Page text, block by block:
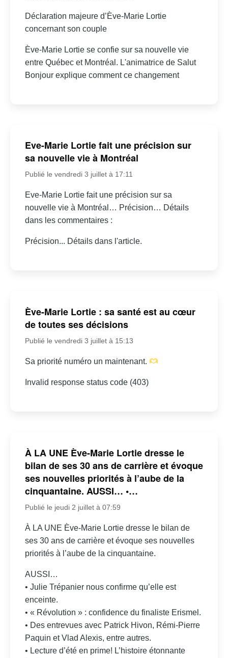
Déclaration majeure d’Ève-Marie Lortie
concernant son couple
Ève-Marie Lortie se confie sur sa nouvelle vie
entre Québec et Montréal. L'animatrice de Salut
Bonjour explique comment ce changement
Eve-Marie Lortie fait une précision sur
sa nouvelle vie à Montréal
Publié le vendredi 3 juillet à 17:11
Eve-Marie Lortie fait une précision sur sa
nouvelle vie à Montréal… Précision… Détails
dans les commentaires :
Précision... Détails dans l'article.
Ève-Marie Lortie : sa santé est au cœur
de toutes ses décisions
Publié le vendredi 3 juillet à 15:13
Sa priorité numéro un maintenant.
Invalid response status code (403)
À LA UNE Ève-Marie Lortie dresse le
bilan de ses 30 ans de carrière et évoque
ses nouvelles priorités à l’aube de la
cinquantaine. AUSSI… •…
Publié le jeudi 2 juillet à 07:59
À LA UNE Ève-Marie Lortie dresse le bilan de
ses 30 ans de carrière et évoque ses nouvelles
priorités à l’aube de la cinquantaine.
AUSSI…
• Julie Trépanier nous confirme qu’elle est
enceinte.
• « Révolution » : confidence du finaliste Erismel.
• Des entrevues avec Patrick Hivon, Rémi-Pierre
Paquin et Vlad Alexis, entre autres.
• Lecture d’été en prime! L’histoire étonnante